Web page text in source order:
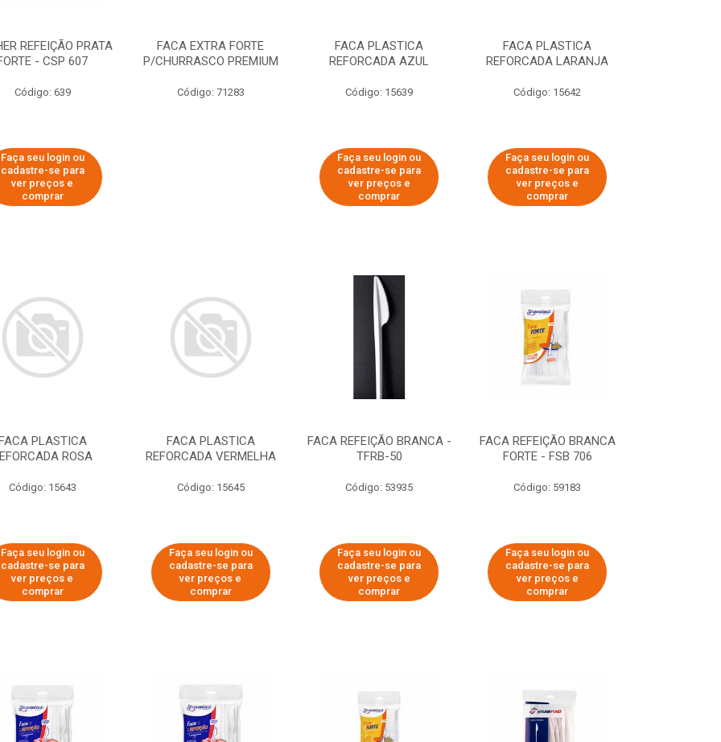
REFEIÇÃO PRATA
- CSP 607
Código: 639
Faça seu login ou
cadastre-se para
ver preços e
comprar
FACA EXTRA FORTE
P/CHURRASCO PREMIUM
Código: 71283
FACA PLASTICA
REFORCADA AZUL
Código: 15639
Faça seu login ou
cadastre-se para
ver preços e
comprar
FACA PLASTICA
REFORCADA LARANJA
Código: 15642
Faça seu login ou
cadastre-se para
ver preços e
comprar
PLASTICA
ROSA
Código: 15643
Faça seu login ou
cadastre-se para
ver preços e
comprar
FACA PLASTICA
REFORCADA VERMELHA
Código: 15645
Faça seu login ou
cadastre-se para
ver preços e
comprar
FACA REFEIÇÃO BRANCA -
TFRB-50
Código: 53935
Faça seu login ou
cadastre-se para
ver preços e
comprar
FACA REFEIÇÃO BRANCA
FORTE - FSB 706
Código: 59183
Faça seu login ou
cadastre-se para
ver preços e
comprar